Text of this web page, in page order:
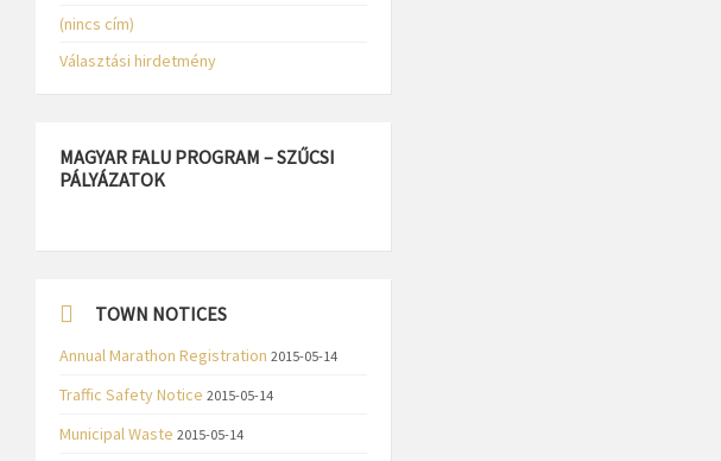
(nincs cím)
Választási hirdetmény
MAGYAR FALU PROGRAM – SZŰCSI
PÁLYÁZATOK
TOWN NOTICES
Annual Marathon Registration 2015-05-14
Traffic Safety Notice 2015-05-14
Municipal Waste 2015-05-14